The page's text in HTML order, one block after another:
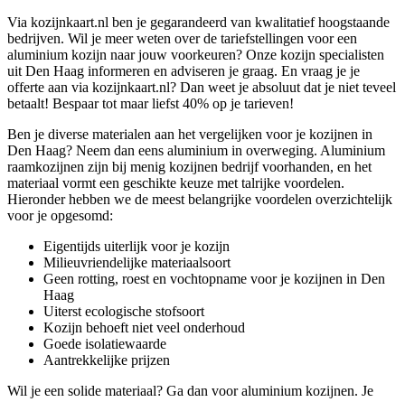
Via kozijnkaart.nl ben je gegarandeerd van kwalitatief hoogstaande
bedrijven. Wil je meer weten over de tariefstellingen voor een
aluminium kozijn naar jouw voorkeuren? Onze kozijn specialisten
uit Den Haag informeren en adviseren je graag. En vraag je je
offerte aan via kozijnkaart.nl? Dan weet je absoluut dat je niet teveel
betaalt! Bespaar tot maar liefst 40% op je tarieven!
Ben je diverse materialen aan het vergelijken voor je kozijnen in
Den Haag? Neem dan eens aluminium in overweging. Aluminium
raamkozijnen zijn bij menig kozijnen bedrijf voorhanden, en het
materiaal vormt een geschikte keuze met talrijke voordelen.
Hieronder hebben we de meest belangrijke voordelen overzichtelijk
voor je opgesomd:
Eigentijds uiterlijk voor je kozijn
Milieuvriendelijke materiaalsoort
Geen rotting, roest en vochtopname voor je kozijnen in Den
Haag
Uiterst ecologische stofsoort
Kozijn behoeft niet veel onderhoud
Goede isolatiewaarde
Aantrekkelijke prijzen
Wil je een solide materiaal? Ga dan voor aluminium kozijnen. Je